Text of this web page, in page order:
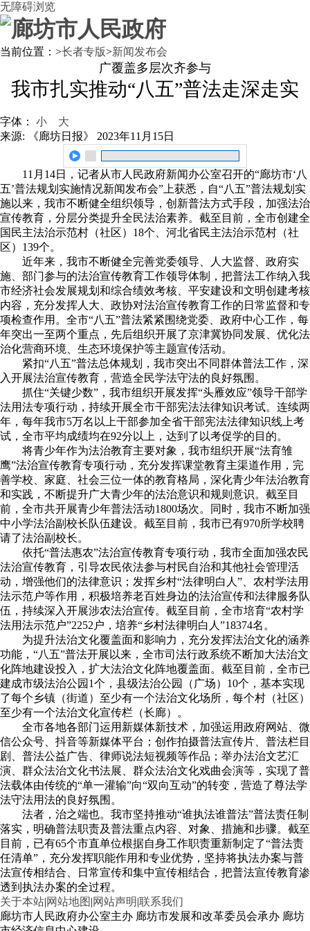
无障碍浏览
当前位置： >长者专版>新闻发布会
广覆盖多层次齐参与
我市扎实推动“八五”普法走深走实
字体： 小
大
来源: 《廊坊日报》
2023年11月15日
11月14日，记者从市人民政府新闻办公室召开的“廊坊市‘八
五’普法规划实施情况新闻发布会”上获悉，自“八五”普法规划实
施以来，我市不断健全组织领导，创新普法方式手段，加强法治
宣传教育，分层分类提升全民法治素养。截至目前，全市创建全
国民主法治示范村（社区）18个、河北省民主法治示范村（社
区）139个。
近年来，我市不断健全完善党委领导、人大监督、政府实
施、部门参与的法治宣传教育工作领导体制，把普法工作纳入我
市经济社会发展规划和综合绩效考核、平安建设和文明创建考核
内容，充分发挥人大、政协对法治宣传教育工作的日常监督和专
项检查作用。全市“八五”普法紧紧围绕党委、政府中心工作，每
年突出一至两个重点，先后组织开展了京津冀协同发展、优化法
治化营商环境、生态环境保护等主题宣传活动。
紧扣“八五”普法总体规划，我市突出不同群体普法工作，深
入开展法治宣传教育，营造全民学法守法的良好氛围。
抓住“关键少数”，我市组织开展发挥“头雁效应”领导干部学
法用法专项行动，持续开展全市干部宪法法律知识考试。连续两
年，每年我市5万名以上干部参加全省干部宪法法律知识线上考
试，全市平均成绩均在92分以上，达到了以考促学的目的。
将青少年作为法治教育主要对象，我市组织开展“法育雏
鹰”法治宣传教育专项行动，充分发挥课堂教育主渠道作用，完
善学校、家庭、社会三位一体的教育格局，深化青少年法治教育
和实践，不断提升广大青少年的法治意识和规则意识。截至目
前，全市共开展青少年普法活动1800场次。同时，我市不断加强
中小学法治副校长队伍建设。截至目前，我市已有970所学校聘
请了法治副校长。
依托“普法惠农”法治宣传教育专项行动，我市全面加强农民
法治宣传教育，引导农民依法参与村民自治和其他社会管理活
动，增强他们的法律意识；发挥乡村“法律明白人”、农村学法用
法示范户等作用，积极培养老百姓身边的法治宣传和法律服务队
伍，持续深入开展涉农法治宣传。截至目前，全市培育“农村学
法用法示范户”2252户，培养“乡村法律明白人”18374名。
为提升法治文化覆盖面和影响力，充分发挥法治文化的涵养
功能，“八五”普法开展以来，全市司法行政系统不断加大法治文
化阵地建设投入，扩大法治文化阵地覆盖面。截至目前，全市已
建成市级法治公园1个，县级法治公园（广场）10个，基本实现
了每个乡镇（街道）至少有一个法治文化场所，每个村（社区）
至少有一个法治文化宣传栏（长廊）。
全市各地各部门运用新媒体新技术，加强运用政府网站、微
信公众号、抖音等新媒体平台；创作拍摄普法宣传片、普法栏目
剧、普法公益广告、律师说法短视频等作品；举办法治文艺汇
演、群众法治文化书法展、群众法治文化戏曲会演等，实现了普
法载体由传统的“单一灌输”向“双向互动”的转变，营造了尊法学
法守法用法的良好氛围。
法者，治之端也。我市坚持推动“谁执法谁普法”普法责任制
落实，明确普法职责及普法重点内容、对象、措施和步骤。截至
目前，已有65个市直单位根据自身工作职责重新制定了“普法责
任清单”，充分发挥职能作用和专业优势，坚持将执法办案与普
法宣传相结合、日常宣传和集中宣传相结合，把普法宣传教育渗
透到执法办案的全过程。
关于本站|网站地图 |网站声明|联系我们
廊坊市人民政府办公室主办 廊坊市发展和改革委员会承办 廊坊